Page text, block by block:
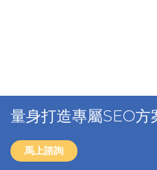
量身打造專屬SEO方
馬上諮詢